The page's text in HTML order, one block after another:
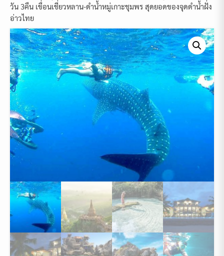
วัน 3คืน เขื่อนเชี่ยวหลาน-ดำน้ำหมู่เกาะชุมพร สุดยอดของจุดดำน้ำฝั่ง
อ่าวไทย